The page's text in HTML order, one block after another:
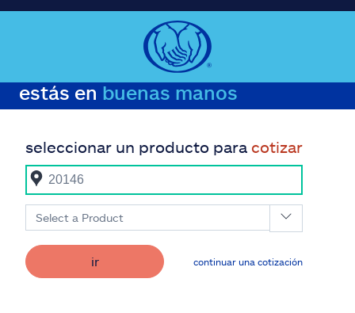
estás en buenas manos
seleccionar un producto para cotizar
Select a Product
ir continuar una cotización